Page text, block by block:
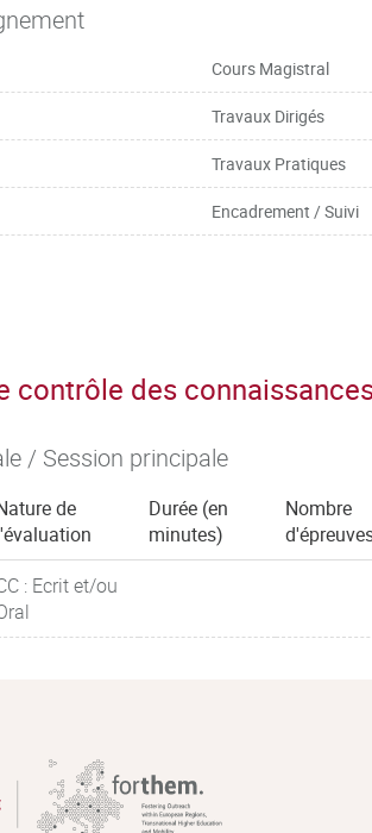
Cours Magistral
Travaux Dirigés
Travaux Pratiques
Encadrement / Suivi
contrôle des
/ Session principale
de
Durée (en
minutes)
Nombre
: Ecrit et/ou